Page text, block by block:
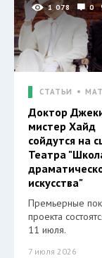
1 078 0
СТАТЬИ
Доктор
мистер Хайд
сойдутся на
Театра
искусства"
Премьерные
проекта
11 июля.
7 июля 2026